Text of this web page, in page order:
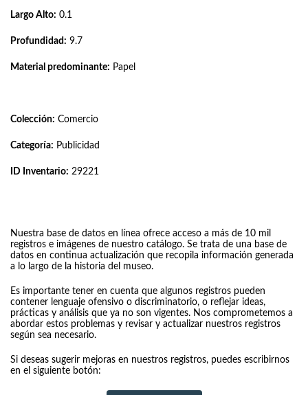
Largo Alto: 0.1
Profundidad: 9.7
Material predominante: Papel
Colección: Comercio
Categoría: Publicidad
ID Inventario: 29221
Nuestra base de datos en línea ofrece acceso a más de 10 mil
registros e imágenes de nuestro catálogo. Se trata de una base de
datos en continua actualización que recopila información generada
a lo largo de la historia del museo.
Es importante tener en cuenta que algunos registros pueden
contener lenguaje ofensivo o discriminatorio, o reflejar ideas,
prácticas y análisis que ya no son vigentes. Nos comprometemos a
abordar estos problemas y revisar y actualizar nuestros registros
según sea necesario.
Si deseas sugerir mejoras en nuestros registros, puedes escribirnos
en el siguiente botón: